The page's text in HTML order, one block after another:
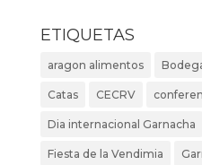
ETIQUETAS
aragon alimentos
Catas CECRV
Dia internacional Garnacha
Fiesta de la Vendimia